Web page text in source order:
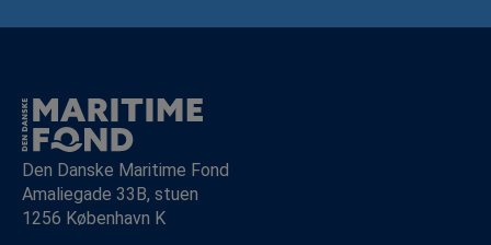
Den Danske Maritime Fond
Amaliegade 33B, stuen
1256 København K